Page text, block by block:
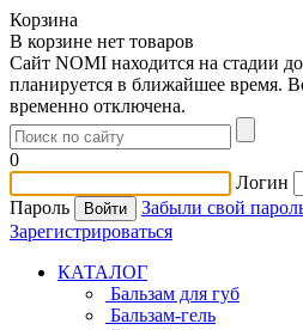
Корзина
В корзине нет товаров
Сайт NOMI находится на стадии
планируется в ближайшее время.
временно отключена.
0
Логин
Пароль
Забыли свой
Зарегистрироваться
КАТАЛОГ
Бальзам для губ
Бальзам-гель